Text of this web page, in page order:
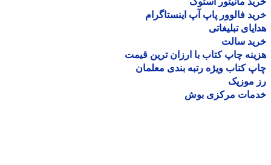
فالوور پاپ آپ اینستاگرام
تبلیغاتی
سالت
چاپ کتاب با ارزان ترین قیمت
کتاب ویژه رتبه بندی معلمان
موزیک
مرکزی بوش